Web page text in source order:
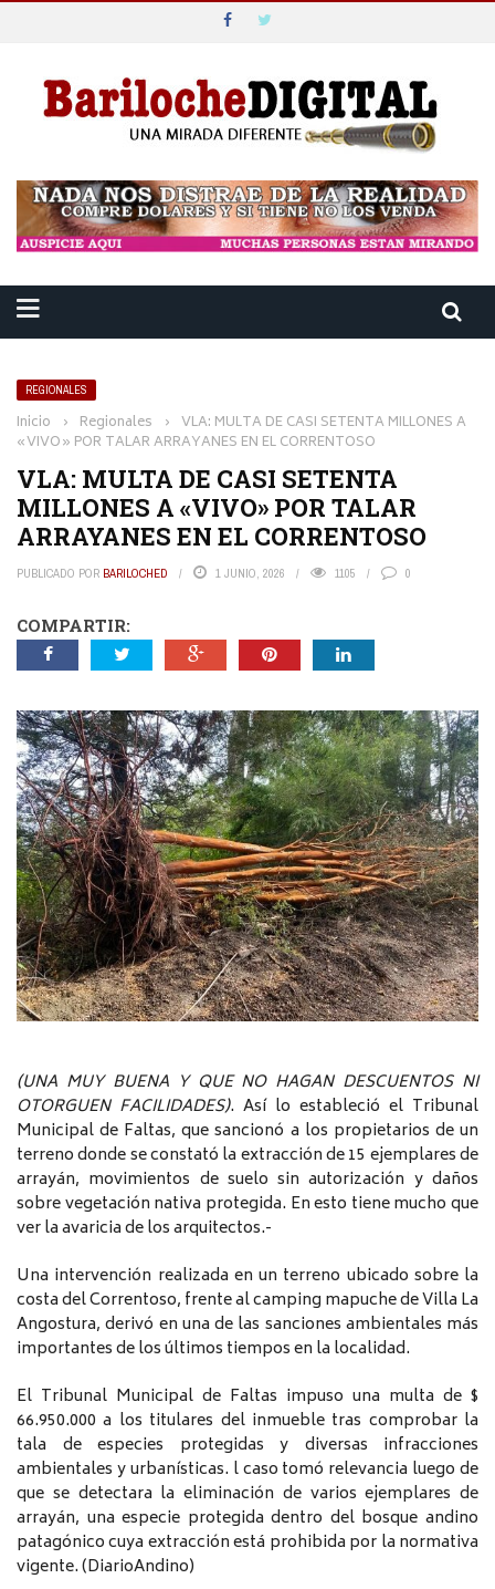
REGIONALES
Inicio › Regionales › VLA: MULTA DE CASI SETENTA MILLONES A
«VIVO» POR TALAR ARRAYANES EN EL CORRENTOSO
VLA: MULTA DE CASI SETENTA
MILLONES A «VIVO» POR TALAR
ARRAYANES EN EL CORRENTOSO
PUBLICADO POR BARILOCHED 1 JUNIO, 2026 1105 0
COMPARTIR:
(UNA MUY BUENA Y QUE NO HAGAN DESCUENTOS NI
OTORGUEN FACILIDADES). Así lo estableció el Tribunal
Municipal de Faltas, que sancionó a los propietarios de un
terreno donde se constató la extracción de 15 ejemplares de
arrayán, movimientos de suelo sin autorización y daños
sobre vegetación nativa protegida. En esto tiene mucho que
ver la avaricia de los arquitectos.-
Una intervención realizada en un terreno ubicado sobre la
costa del Correntoso, frente al camping mapuche de Villa La
Angostura, derivó en una de las sanciones ambientales más
importantes de los últimos tiempos en la localidad.
El Tribunal Municipal de Faltas impuso una multa de $
66.950.000 a los titulares del inmueble tras comprobar la
tala de especies protegidas y diversas infracciones
ambientales y urbanísticas. l caso tomó relevancia luego de
que se detectara la eliminación de varios ejemplares de
arrayán, una especie protegida dentro del bosque andino
patagónico cuya extracción está prohibida por la normativa
vigente. (DiarioAndino)